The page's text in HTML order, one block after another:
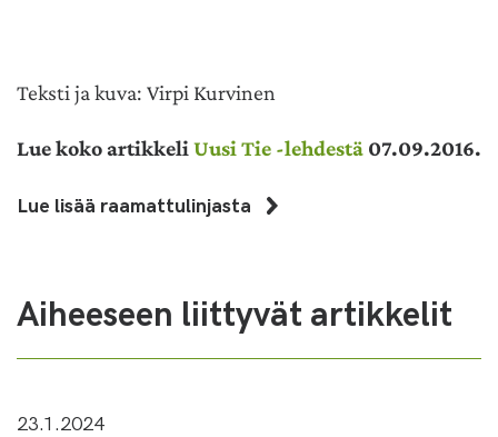
Teksti ja kuva: Virpi Kurvinen
Lue koko artikkeliUusi Tie -lehdestä 07.09.2016.
Lue lisää raamattulinjasta
Aiheeseen liittyvät artikkelit
23.1.2024